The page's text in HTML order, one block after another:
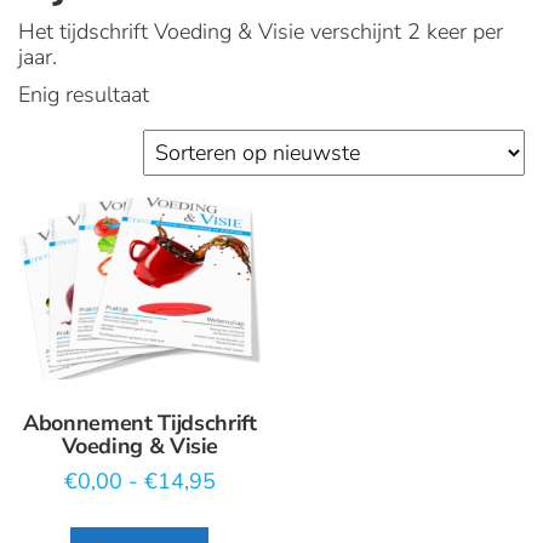
Het tijdschrift Voeding & Visie verschijnt 2 keer per
jaar.
Enig resultaat
Abonnement Tijdschrift
Voeding & Visie
€0,00 - €14,95Prijsklasse: